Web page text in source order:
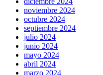
noviembre 2024
octubre 2024
septiembre 2024
julio 2024
junio 2024
mayo 2024
abril 2024
marzo 2024